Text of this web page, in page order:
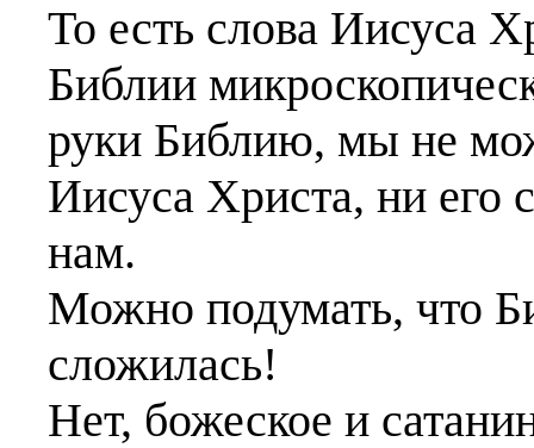
То есть слова Иисуса
Библии
руки Библию, мы не
Иисуса Христа, ни его
нам.
Можно подумать, что
сложилась!
Нет, божеское и